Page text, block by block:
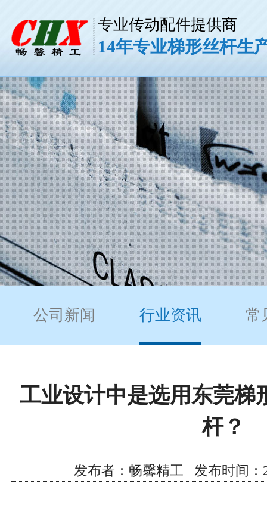
专业传动配件提供商
14年专业梯形丝杆生
公司新闻 行业资讯 常
工业设计中是选用东莞梯
杆？
发布者：畅馨精工 发布时间：